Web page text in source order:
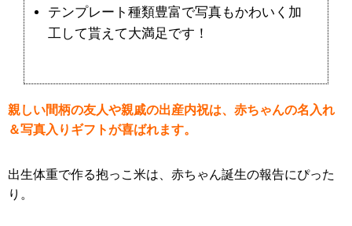
テンプレート種類豊富で写真もかわいく加
工して貰えて大満足です！
親しい間柄の友人や親戚の出産内祝は、赤ちゃんの名入れ
＆写真入りギフトが喜ばれます。
出生体重で作る抱っこ米は、赤ちゃん誕生の報告にぴった
り。